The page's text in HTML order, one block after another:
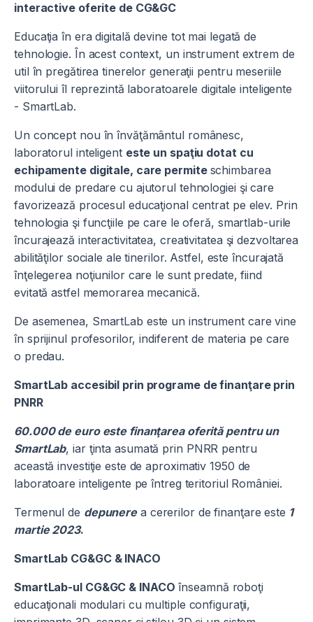
interactive oferite de CG&GC
Educaţia în era digitală devine tot mai legată de
tehnologie. În acest context, un instrument extrem de
util în pregătirea tinerelor generaţii pentru meseriile
viitorului îl reprezintă laboratoarele digitale inteligente
- SmartLab.
Un concept nou în învăţământul românesc,
laboratorul inteligent este un spaţiu dotat cu
echipamente digitale, care permite schimbarea
modului de predare cu ajutorul tehnologiei şi care
favorizează procesul educaţional centrat pe elev. Prin
tehnologia şi funcţiile pe care le oferă, smartlab-urile
încurajează interactivitatea, creativitatea şi dezvoltarea
abilităţilor sociale ale tinerilor. Astfel, este încurajată
înţelegerea noţiunilor care le sunt predate, fiind
evitată astfel memorarea mecanică.
De asemenea, SmartLab este un instrument care vine
în sprijinul profesorilor, indiferent de materia pe care
o predau.
SmartLab accesibil prin programe de finanţare prin
PNRR
60.000 de euro este finanţarea oferită pentru un
SmartLab, iar ţinta asumată prin PNRR pentru
această investiţie este de aproximativ 1950 de
laboratoare inteligente pe întreg teritoriul României.
Termenul de depunerea cererilor de finanţare este 1
martie 2023.
SmartLab CG&GC & INACO
SmartLab-ul CG&GC & INACO înseamnă roboţi
educaţionali modulari cu multiple configuraţii,